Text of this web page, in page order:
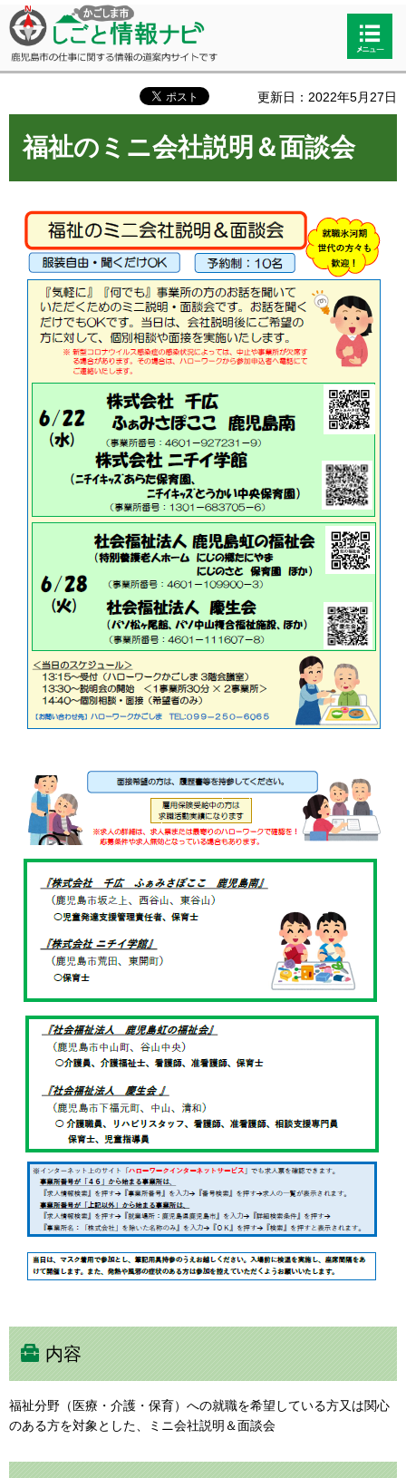
かごしま市しごと情報ナビ 鹿児島市
の仕事に関する情報の道案内サイト
です
検索・
共通メ
ニュー
更新日：2022年5月27日
福祉のミニ会社説明＆面談会
内容
福祉分野（医療・介護・保育）への就職を希望している方又は関心
のある方を対象とした、ミニ会社説明＆面談会